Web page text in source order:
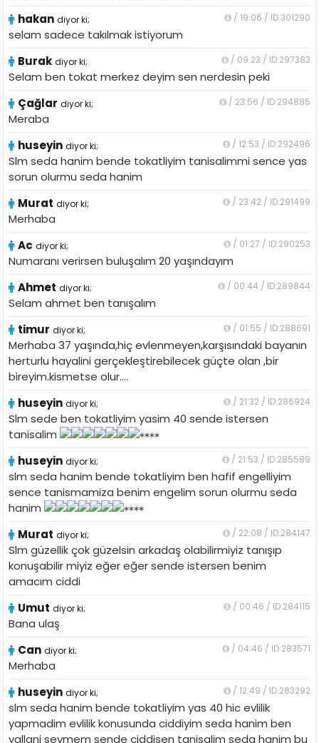
hakan diyor ki; / 19:06 / ID:301290
selam sadece takılmak istiyorum
Burak diyor ki; / 09:23 / ID:297383
Selam ben tokat merkez deyim sen nerdesin peki
Çağlar diyor ki; / 23:56 / ID:294885
Meraba
huseyin diyor ki; / 12:53 / ID:292496
Slm seda hanim bende tokatliyim tanisalimmi sence yas
sorun olurmu seda hanim
Murat diyor ki; / 23:42 / ID:291499
Merhaba
Ac diyor ki; / 01:27 / ID:290253
Numaranı verirsen buluşalım 20 yaşındayım
Ahmet diyor ki; / 00:44 / ID:289844
Selam ahmet ben tanışalım
timur diyor ki; / 01:55 / ID:288691
Merhaba 37 yaşında,hiç evlenmeyen,karşısındaki bayanın
herturlu hayalini gerçekleştirebilecek güçte olan ,bir
bireyim.kismetse olur....
huseyin diyor ki; / 21:32 / ID:286924
Slm sede ben tokatliyim yasim 40 sende istersen
tanisalim
huseyin diyor ki; / 21:53 / ID:285589
slm seda hanim bende tokatliyim ben hafif engelliyim
sence tanismamiza benim engelim sorun olurmu seda
hanim
Murat diyor ki; / 22:08 / ID:284147
Slm güzellik çok güzelsin arkadaş olabilirmiyiz tanışıp
konuşabilir miyiz eğer eğer sende istersen benim
amacım ciddi
Umut diyor ki; / 00:46 / ID:284115
Bana ulaş
Can diyor ki; / 04:46 / ID:283571
Merhaba
huseyin diyor ki; / 12:49 / ID:283292
slm seda hanim bende tokatliyim yas 40 hic evlilik
yapmadim evlilik konusunda ciddiyim seda hanim ben
yallani sevmem sende ciddisen tanisalim seda hanim bu